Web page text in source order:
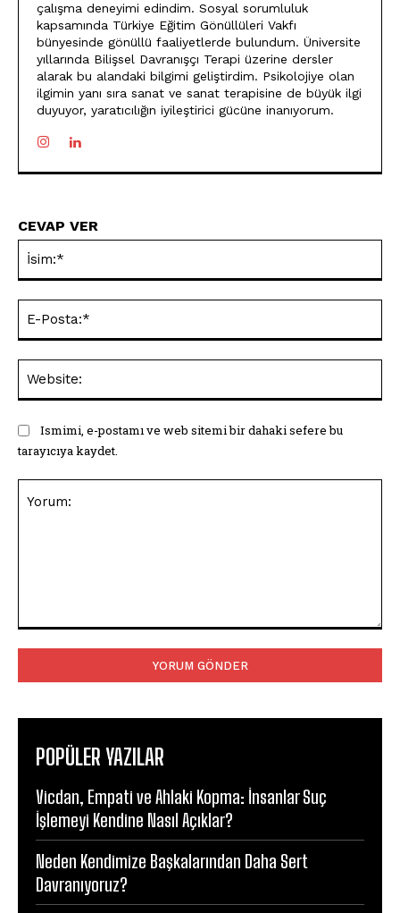
çalışma deneyimi edindim. Sosyal sorumluluk
kapsamında Türkiye Eğitim Gönüllüleri Vakfı
bünyesinde gönüllü faaliyetlerde bulundum. Üniversite
yıllarında Bilişsel Davranışçı Terapi üzerine dersler
alarak bu alandaki bilgimi geliştirdim. Psikolojiye olan
ilgimin yanı sıra sanat ve sanat terapisine de büyük ilgi
duyuyor, yaratıcılığın iyileştirici gücüne inanıyorum.
CEVAP VER
Ismimi, e-postamı ve web sitemi bir dahaki sefere bu
tarayıcıya kaydet.
POPÜLER YAZILAR
Vicdan, Empati ve Ahlaki Kopma: İnsanlar Suç
İşlemeyi Kendine Nasıl Açıklar?
Neden Kendimize Başkalarından Daha Sert
Davranıyoruz?